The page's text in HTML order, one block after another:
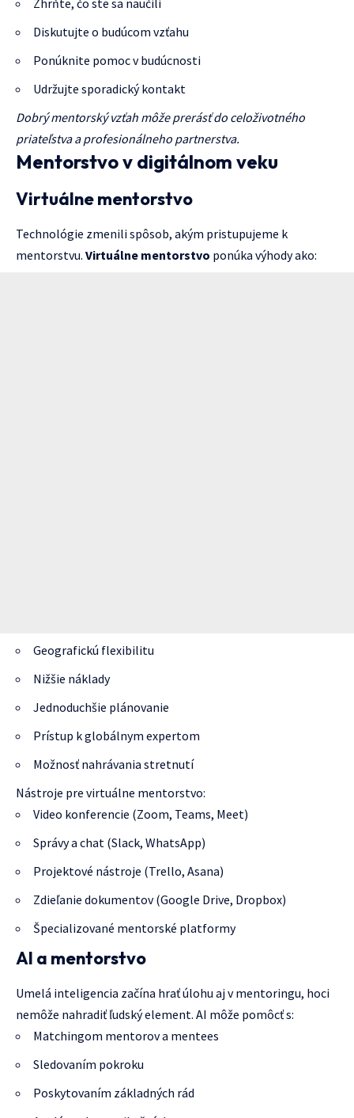
Diskutujte o budúcom vzťahu
Ponúknite pomoc v budúcnosti
Udržujte sporadický kontakt
Dobrý mentorský vzťah môže prerásť do celoživotného
priateľstva a profesionálneho partnerstva.
Mentorstvo v digitálnom veku
Virtuálne mentorstvo
Technológie zmenili spôsob, akým pristupujeme k
mentorstvu. Virtuálne mentorstvo ponúka výhody ako:
Geografickú flexibilitu
Nižšie náklady
Jednoduchšie plánovanie
Prístup k globálnym expertom
Možnosť nahrávania stretnutí
Nástroje pre virtuálne mentorstvo:
Video konferencie (Zoom, Teams, Meet)
Správy a chat (Slack, WhatsApp)
Projektové nástroje (Trello, Asana)
Zdieľanie dokumentov (Google Drive, Dropbox)
Špecializované mentorské platformy
AI a mentorstvo
Umelá inteligencia začína hrať úlohu aj v mentoringu, hoci
nemôže nahradiť ľudský element. AI môže pomôcť s:
Matchingom mentorov a mentees
Sledovaním pokroku
Poskytovaním základných rád